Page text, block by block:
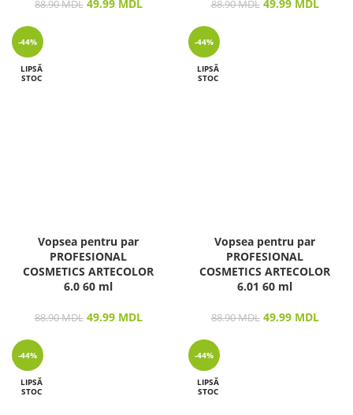
88.90MDL 49.99 MDL 88.90MDL 49.99 MDL
-44%
LIPSĂ
STOC
Vopsea pentru par
PROFESIONAL
COSMETICS ARTECOLOR
6.0 60 ml
88.90MDL 49.99 MDL
-44%
LIPSĂ
STOC
Vopsea pentru par
PROFESIONAL
COSMETICS ARTECOLOR
6.01 60 ml
88.90MDL 49.99 MDL
-44%
LIPSĂ
STOC
-44%
LIPSĂ
STOC